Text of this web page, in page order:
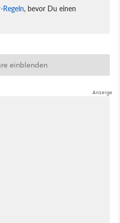
, bevor Du einen
einblenden